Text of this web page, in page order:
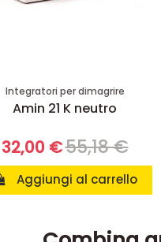
Integratori per dimagrire
32,00 €55,18 €
Aggiungi al carrello